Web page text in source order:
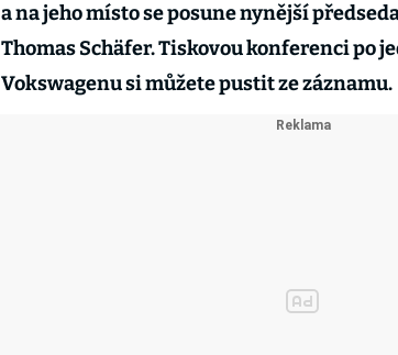
a na jeho místo se posune nynější
Thomas Schäfer. Tiskovou konferenci po
Vokswagenu si můžete pustit ze záznamu.